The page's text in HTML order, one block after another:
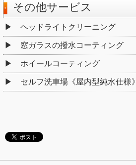
その他サービス
ヘッドライトクリーニング
窓ガラスの撥水コーティング
ホイールコーティング
セルフ洗車場《屋内型純水仕様》